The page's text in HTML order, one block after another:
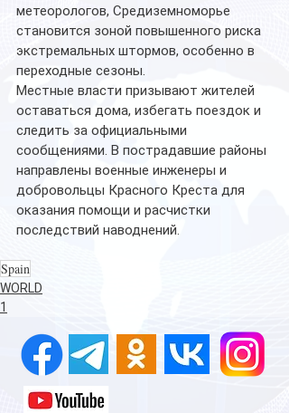
метеорологов, Средиземноморье
становится зоной повышенного риска
экстремальных штормов, особенно в
переходные сезоны.
Местные власти призывают жителей
оставаться дома, избегать поездок и
следить за официальными
сообщениями. В пострадавшие районы
направлены военные инженеры и
добровольцы Красного Креста для
оказания помощи и расчистки
последствий наводнений.
Spain
WORLD
1